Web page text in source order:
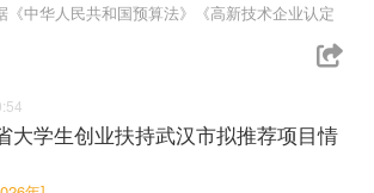
《中华人民共和国预算法》《高新技术企业认定
大学生创业扶持武汉市拟推荐项目情